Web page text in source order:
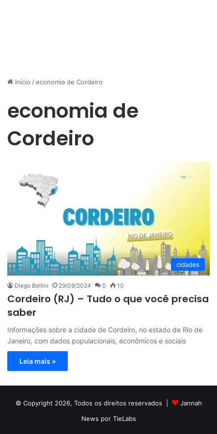
Início /economia de Cordeiro
economia de
Cordeiro
cidades
Diego Bellini 29/09/2024 0 10
Cordeiro (RJ) – Tudo o que você precisa
saber
Informações sobre a cidade de Cordeiro, no estado de Rio de
Janeiro, com dados populacionais, econômicos e sociais
Leia mais »
© Copyright 2026, Todos os direitos reservados |
Jannah
News por TieLabs